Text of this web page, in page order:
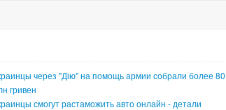
через "Дію" на помощь армии собрали более 80
гривен
смогут растаможить авто онлайн - детали